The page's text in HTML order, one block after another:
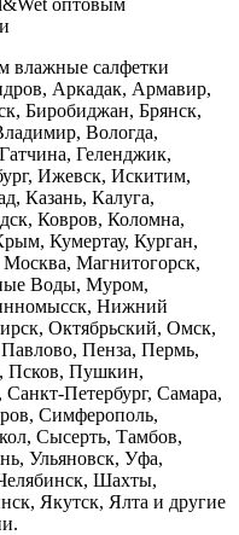
влажные салфетки
Аркадак, Армавир,
Биробиджан, Брянск,
Вологда,
Геленджик,
Ижевск, Искитим,
Казань, Калуга,
Ковров, Коломна,
Кумертау, Курган,
Магнитогорск,
Воды, Муром,
Нижний
Октябрьский, Омск,
Пенза, Пермь,
Псков, Пушкин,
Петербург, Самара,
Симферополь,
Сысерть, Тамбов,
Ульяновск, Уфа,
Шахты,
Якутск, Ялта и другие